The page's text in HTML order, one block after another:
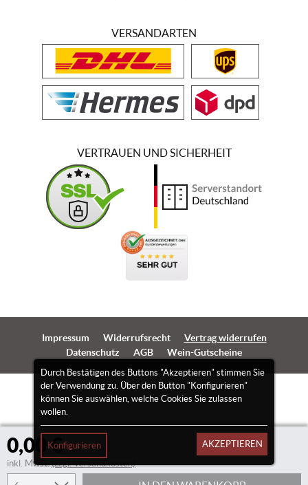
0,00 €
inkl. Mwst.(zzgl. Versandkosten)
Durch Bestätigen des Buttons "Akzeptieren" stimmen Sie
der Verwendung zu. Über den Button "Konfigurieren"
können Sie auswählen, welche Cookies Sie zulassen
wollen.
Konfigurieren AKZEPTIEREN
VERSANDARTEN
VERTRAUEN UND SICHERHEIT
Impressum Widerrufsrecht
Vertrag widerrufen
Datenschutz
AGB Wein-Gutscheine